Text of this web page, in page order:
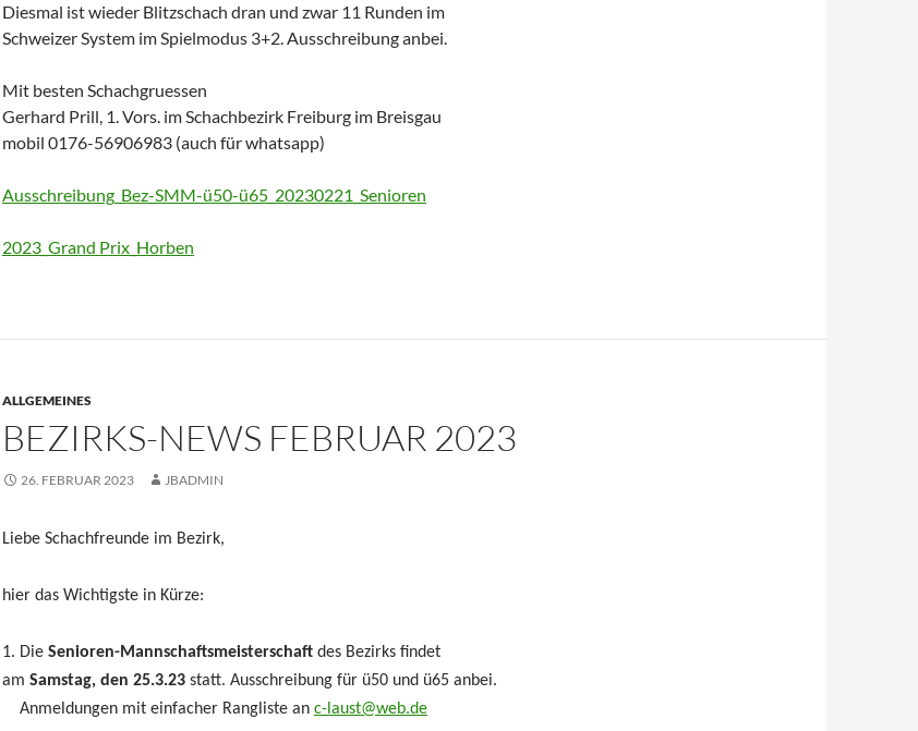
Diesmal ist wieder Blitzschach dran und zwar 11 Runden im
Schweizer System im Spielmodus 3+2. Ausschreibung anbei.
Mit besten Schachgruessen
Gerhard Prill, 1. Vors. im Schachbezirk Freiburg im Breisgau
mobil 0176-56906983 (auch für whatsapp)
Ausschreibung_Bez-SMM-ü50-ü65_20230221_Senioren
2023_Grand Prix_Horben
ALLGEMEINES
BEZIRKS-NEWS FEBRUAR 2023
26. FEBRUAR 2023 JBADMIN
Liebe Schachfreunde im Bezirk,
hier das Wichtigste in Kürze:
1. Die Senioren-Mannschaftsmeisterschaft des Bezirks findet
am Samstag, den 25.3.23 statt. Ausschreibung für ü50 und ü65 anbei.
Anmeldungen mit einfacher Rangliste an c-laust@web.de